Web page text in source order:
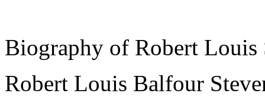
Biography of Robert
Robert Louis Balfour